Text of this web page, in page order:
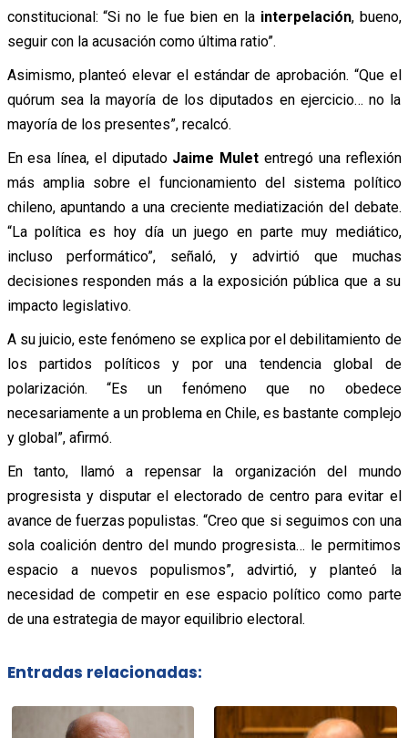
constitucional: “Si no le fue bien en la interpelación, bueno,
seguir con la acusación como última ratio”.
Asimismo, planteó elevar el estándar de aprobación. “Que el
quórum sea la mayoría de los diputados en ejercicio… no la
mayoría de los presentes”, recalcó.
En esa línea, el diputado Jaime Mulet entregó una reflexión
más amplia sobre el funcionamiento del sistema político
chileno, apuntando a una creciente mediatización del debate.
“La política es hoy día un juego en parte muy mediático,
incluso performático”, señaló, y advirtió que muchas
decisiones responden más a la exposición pública que a su
impacto legislativo.
A su juicio, este fenómeno se explica por el debilitamiento de
los partidos políticos y por una tendencia global de
polarización. “Es un fenómeno que no obedece
necesariamente a un problema en Chile, es bastante complejo
y global”, afirmó.
En tanto, llamó a repensar la organización del mundo
progresista y disputar el electorado de centro para evitar el
avance de fuerzas populistas. “Creo que si seguimos con una
sola coalición dentro del mundo progresista… le permitimos
espacio a nuevos populismos”, advirtió, y planteó la
necesidad de competir en ese espacio político como parte
de una estrategia de mayor equilibrio electoral.
Entradas relacionadas: